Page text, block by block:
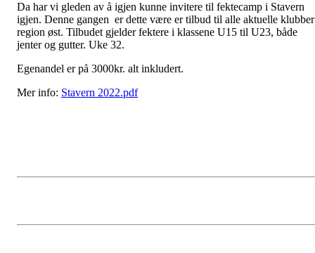
Da har vi gleden av å igjen kunne invitere til fektecamp i Stavern
igjen. Denne gangen er dette være er tilbud til alle aktuelle
region øst. Tilbudet gjelder fektere i klassene U15 til U23, både
jenter og gutter. Uke 32.
Egenandel er på 3000kr. alt inkludert.
Mer info: Stavern 2022.pdf